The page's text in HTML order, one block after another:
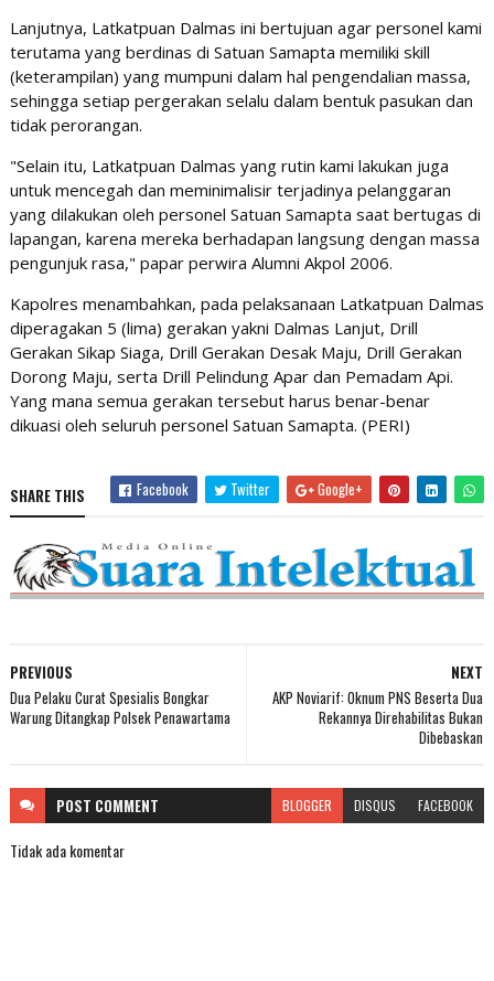
Lanjutnya, Latkatpuan Dalmas ini bertujuan agar personel kami
terutama yang berdinas di Satuan Samapta memiliki skill
(keterampilan) yang mumpuni dalam hal pengendalian massa,
sehingga setiap pergerakan selalu dalam bentuk pasukan dan
tidak perorangan.
"Selain itu, Latkatpuan Dalmas yang rutin kami lakukan juga
untuk mencegah dan meminimalisir terjadinya pelanggaran
yang dilakukan oleh personel Satuan Samapta saat bertugas di
lapangan, karena mereka berhadapan langsung dengan massa
pengunjuk rasa," papar perwira Alumni Akpol 2006.
Kapolres menambahkan, pada pelaksanaan Latkatpuan Dalmas
diperagakan 5 (lima) gerakan yakni Dalmas Lanjut, Drill
Gerakan Sikap Siaga, Drill Gerakan Desak Maju, Drill Gerakan
Dorong Maju, serta Drill Pelindung Apar dan Pemadam Api.
Yang mana semua gerakan tersebut harus benar-benar
dikuasi oleh seluruh personel Satuan Samapta. (PERI)
SHARE THIS Facebook Twitter Google+
NEXT
AKP Noviarif: Oknum PNS Beserta Dua
Rekannya Direhabilitas Bukan
Dibebaskan
PREVIOUS
Dua Pelaku Curat Spesialis Bongkar
Warung Ditangkap Polsek Penawartama
POST COMMENT BLOGGER DISQUS FACEBOOK
Tidak ada komentar